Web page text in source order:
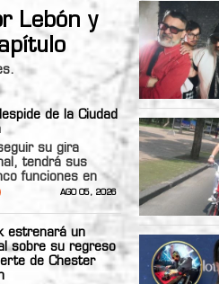
Lebón y
de la Ciudad
su gira
tendrá sus
funciones en
AGO 05, 2026
estrenará un
sobre su regreso
de Chester